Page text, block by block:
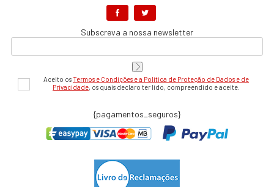
Subscreva a nossa newsletter
Aceito osTermos e Condições e a Política de Proteção de Dados e de
Privacidade, os quais declaro ter lido, compreendido e aceite.
{pagamentos_seguros}